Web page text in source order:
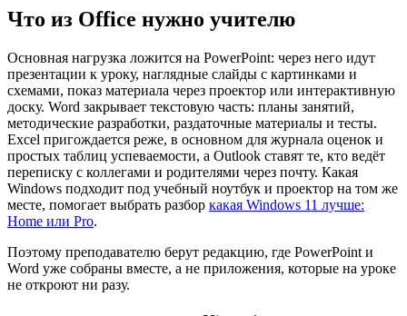
Что из Office нужно учителю
Основная нагрузка ложится на PowerPoint: через него идут
презентации к уроку, наглядные слайды с картинками и
схемами, показ материала через проектор или интерактивную
доску. Word закрывает текстовую часть: планы занятий,
методические разработки, раздаточные материалы и тесты.
Excel пригождается реже, в основном для журнала оценок и
простых таблиц успеваемости, а Outlook ставят те, кто ведёт
переписку с коллегами и родителями через почту. Какая
Windows подходит под учебный ноутбук и проектор на том же
месте, помогает выбрать разбор какая Windows 11 лучше:
Home или Pro.
Поэтому преподавателю берут редакцию, где PowerPoint и
Word уже собраны вместе, а не приложения, которые на уроке
не откроют ни разу.